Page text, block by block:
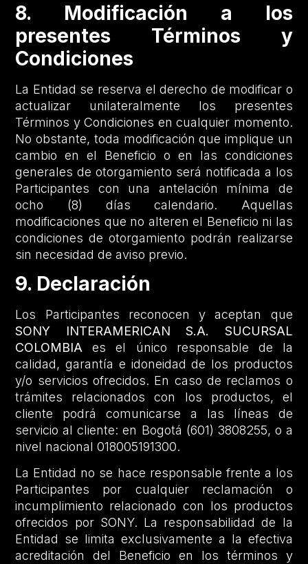
8. Modificación a los
presentes Términos y
Condiciones
La Entidad se reserva el derecho de modificar o
actualizar unilateralmente los presentes
Términos y Condiciones en cualquier momento.
No obstante, toda modificación que implique un
cambio en el Beneficio o en las condiciones
generales de otorgamiento será notificada a los
Participantes con una antelación mínima de
ocho (8) días calendario. Aquellas
modificaciones que no alteren el Beneficio ni las
condiciones de otorgamiento podrán realizarse
sin necesidad de aviso previo.
9. Declaración
Los Participantes reconocen y aceptan que
SONY INTERAMERICAN S.A. SUCURSAL
COLOMBIA es el único responsable de la
calidad, garantía e idoneidad de los productos
y/o servicios ofrecidos. En caso de reclamos o
trámites relacionados con los productos, el
cliente podrá comunicarse a las líneas de
servicio al cliente: en Bogotá (601) 3808255, o a
nivel nacional 018005191300.
La Entidad no se hace responsable frente a los
Participantes por cualquier reclamación o
incumplimiento relacionado con los productos
ofrecidos por SONY. La responsabilidad de la
Entidad se limita exclusivamente a la efectiva
acreditación del Beneficio en los términos y